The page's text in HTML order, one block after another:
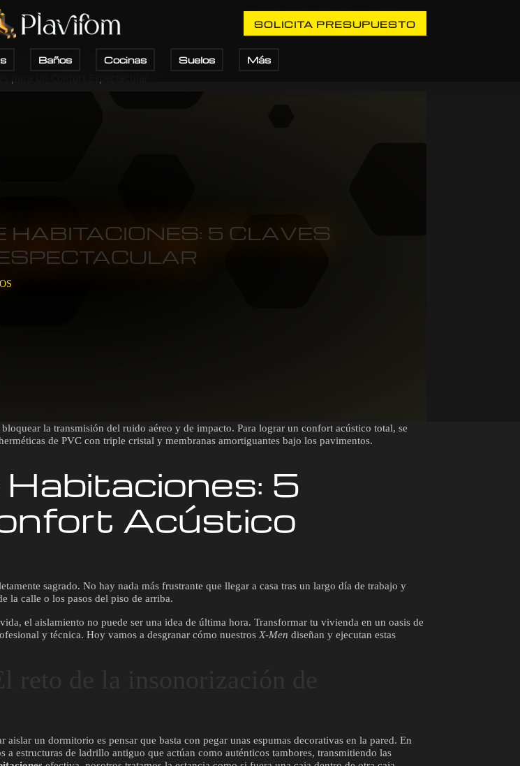
SOLICITA PRESUPUESTO
Baños Cocinas Suelos Más
HABITACIONES: 5 CLAVES
la transmisión del ruido aéreo y de impacto. Para lograr un confort acústico total, se
de PVC con triple cristal y membranas amortiguantes bajo los pavimentos.
5
Acústico
sagrado. No hay nada más frustrante que llegar a casa tras un largo día de trabajo y
la calle o los pasos del piso de arriba.
el aislamiento no puede ser una idea de última hora. Transformar tu vivienda en un oasis de
y técnica. Hoy vamos a desgranar cómo nuestros X-Men diseñan y ejecutan estas
aislar un dormitorio es pensar que basta con pegar unas espumas decorativas en la pared. En
estructuras de ladrillo antiguo que actúan como auténticos tambores, transmitiendo las